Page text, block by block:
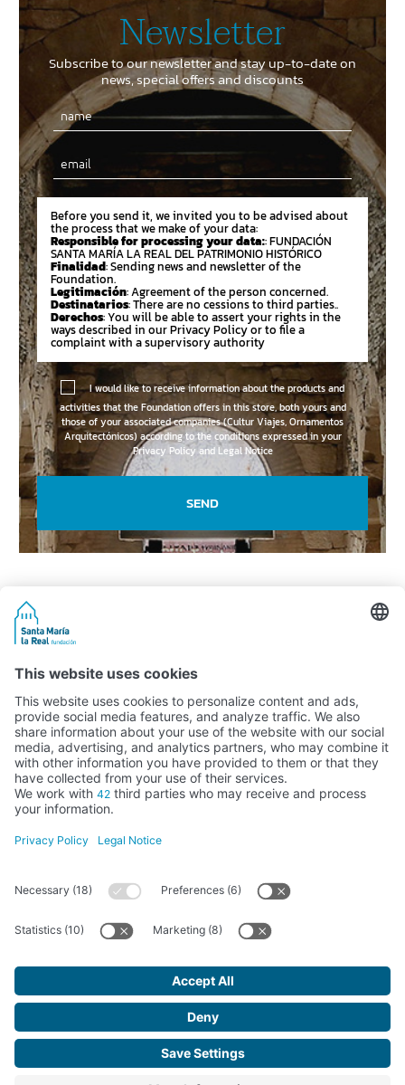
Newsletter
Subscribe to our newsletter and stay up-to-date on
news, special offers and discounts
Email
Before you send it, we invited you to be advised about
the process that we make of your data:
Responsible for processing your data:: FUNDACIÓN
SANTA MARÍA LA REAL DEL PATRIMONIO HISTÓRICO
Finalidad: Sending news and newsletter of the
Foundation.
Legitimación: Agreement of the person concerned.
Destinatarios: There are no cessions to third parties..
Derechos: You will be able to assert your rights in the
ways described in our Privacy Policy or to file a
complaint with a supervisory authority
I would like to receive information about the products and
activities that the Foundation offers in this store, both yours and
those of your associated companies (Cultur Viajes, Ornamentos
Arquitectónicos) according to the conditions expressed in your
Privacy Policy and Legal Notice
SEND
Activity subsidised by the Ministry of Education, Culture and Sports
FUNDACIÓN SANTA MARÍA LA REAL DEL PATRIMONIO HISTÓRICO –
Avda. Ronda, 1-3. 34.800 Aguilar de Campoo (Palencia) | 979 125 000 –
tienda@santamarialareal.org
Registered since June 24, 1994 in the Foundations Registry of the
Ministry of Education, Culture and Sports
Santa María la Real Foundation. All rights reserved.